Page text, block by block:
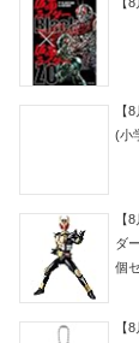
【
(小
【
ダ
個
【